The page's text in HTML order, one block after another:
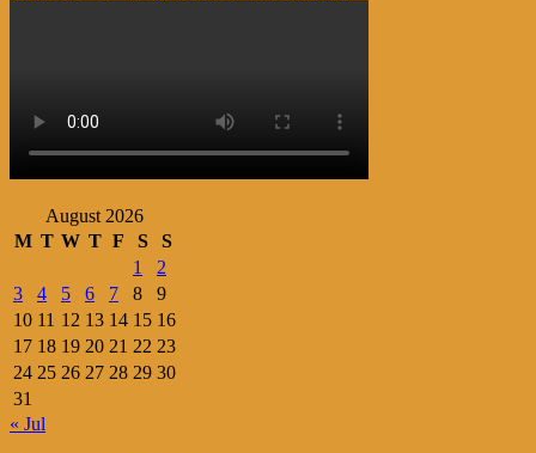
August 2026
M T W T F S
S
1
2
3
4 5 6 7 8
9
10 11 12 13 14 15 16
17 18 19 20 21 22 23
24 25 26 27 28 29 30
31
« Jul